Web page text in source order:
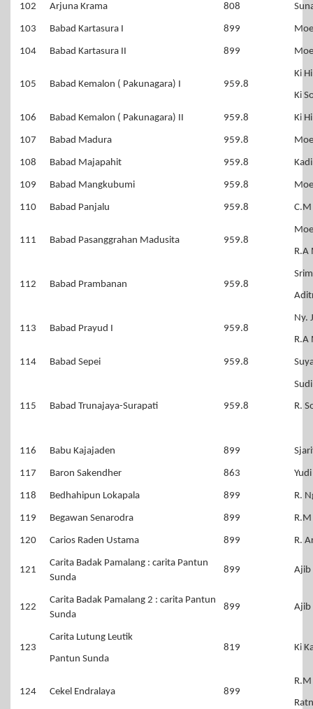
102 Arjuna Krama 808
103 Babad Kartasura I 899
104 Babad Kartasura II 899
105 Babad Kemalon ( Pakunagara) I 959.8
Ki
Ki
106 Babad Kemalon ( Pakunagara) II 959.8 Ki
107 Babad Madura 959.8
108 Babad Majapahit 959.8
109 Babad Mangkubumi 959.8
110 Babad Panjalu 959.8 C.M
111 Babad Pasanggrahan Madusita 959.8
R.A
112 Babad Prambanan 959.8
113 Babad Prayud I 959.8
Ny.
R.A
114 Babad Sepei 959.8
115 Babad Trunajaya-Surapati 959.8 R.
116 Babu Kajajaden 899
117 Baron Sakendher 863
118 Bedhahipun Lokapala 899 R.
119 Begawan Senarodra 899
120 Carios Raden Ustama 899 R.
121
Carita Badak Pamalang : carita Pantun
Sunda
899 Ajib
122
Carita Badak Pamalang 2 : carita Pantun
Sunda
899 Ajib
123
Carita Lutung Leutik
Pantun Sunda
819 Ki
124 Cekel Endralaya 899